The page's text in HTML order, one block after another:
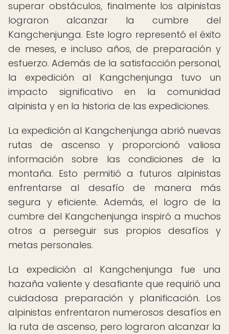
superar obstáculos, finalmente los alpinistas
lograron alcanzar la cumbre del
Kangchenjunga. Este logro representó el éxito
de meses, e incluso años, de preparación y
esfuerzo. Además de la satisfacción personal,
la expedición al Kangchenjunga tuvo un
impacto significativo en la comunidad
alpinista y en la historia de las expediciones.
La expedición al Kangchenjunga abrió nuevas
rutas de ascenso y proporcionó valiosa
información sobre las condiciones de la
montaña. Esto permitió a futuros alpinistas
enfrentarse al desafío de manera más
segura y eficiente. Además, el logro de la
cumbre del Kangchenjunga inspiró a muchos
otros a perseguir sus propios desafíos y
metas personales.
La expedición al Kangchenjunga fue una
hazaña valiente y desafiante que requirió una
cuidadosa preparación y planificación. Los
alpinistas enfrentaron numerosos desafíos en
la ruta de ascenso, pero lograron alcanzar la